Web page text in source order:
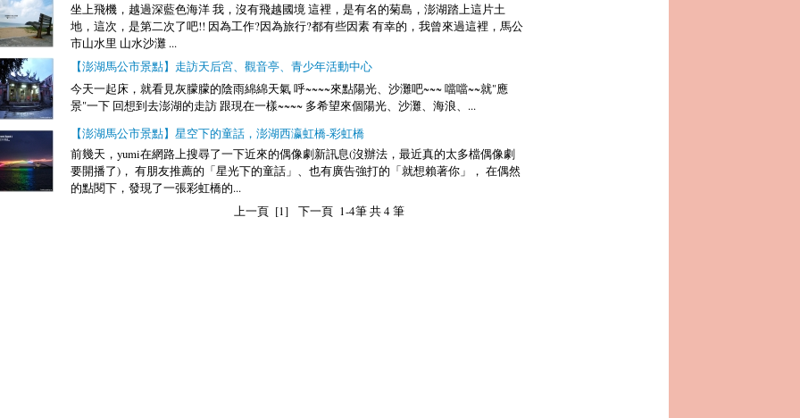
坐上飛機，越過深藍色海洋 我，沒有飛越國境 這裡，是有名的菊島，澎湖踏上這片土
地，這次，是第二次了吧!! 因為工作?因為旅行?都有些因素 有幸的，我曾來過這裡，馬公
市山水里 山水沙灘 ...
【澎湖馬公市景點】走訪天后宮、觀音亭、青少年活動中心
今天一起床，就看見灰朦朦的陰雨綿綿天氣 呼~~~~來點陽光、沙灘吧~~~ 噹噹~~就"應
景"一下 回想到去澎湖的走訪 跟現在一樣~~~~ 多希望來個陽光、沙灘、海浪、...
【澎湖馬公市景點】星空下的童話，澎湖西瀛虹橋-彩虹橋
前幾天，yumi在網路上搜尋了一下近來的偶像劇新訊息(沒辦法，最近真的太多檔偶像劇
要開播了)， 有朋友推薦的「星光下的童話」、也有廣告強打的「就想賴著你」， 在偶然
的點閱下，發現了一張彩虹橋的...
上一頁 [1] 下一頁 1-4筆 共 4 筆